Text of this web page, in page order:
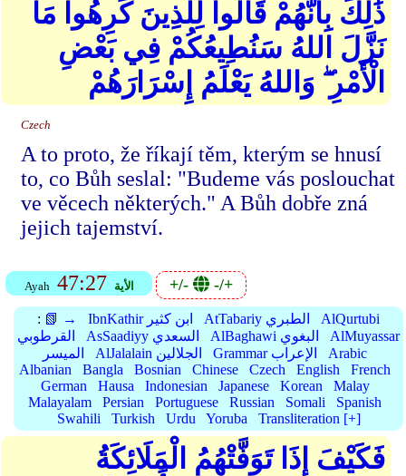
ذَٰلِكَ بِأَنَّهُمْ قَالُوا لِلَّذِينَ كَرِهُوا مَا
نَزَّلَ اللهُ سَنُطِيعُكُمْ فِي بَعْضِ
الْأَمْرِ ۖ وَاللهُ يَعْلَمُ إِسْرَارَهُمْ
Czech
A to proto, že říkají těm, kterým se hnusí
to, co Bůh seslal: "Budeme vás poslouchat
ve věcech některých." A Bůh dobře zná
jejich tajemství.
Ayah 47:27 الأية +/- -/+
: 📗 → IbnKathir ابن كثير AtTabariy الطبري
AlQurtubi
القرطوبي
AsSaadiyy السعدي AlBaghawi البغوي
AlMuyassar
الميسر
AlJalalain الجلالين Grammar الإعراب
Arabic
Albanian
Bangla Bosnian Chinese Czech English
French
German
Hausa Indonesian Japanese Korean
Malay
Malayalam
Persian Portuguese Russian Somali
Spanish
Swahili
Turkish Urdu Yoruba Transliteration [+]
فَكَيْفَ إِذَا تَوَفَّتْهُمُ الْمَلَائِكَةُ